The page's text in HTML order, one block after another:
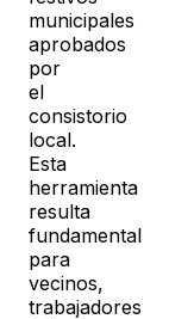
municipales
aprobados
por
el
consistorio
local.
Esta
herramienta
resulta
fundamental
para
vecinos,
trabajadores